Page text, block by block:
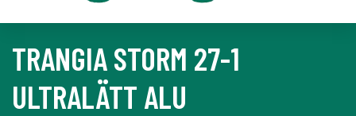
TRANGIA STORM 27-1
ULTRALÄTT ALU